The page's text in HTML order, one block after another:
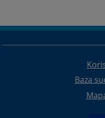
Baza